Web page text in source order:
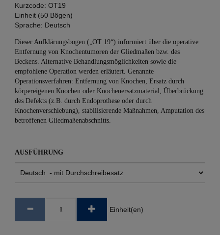
Kurzcode: OT19
Einheit (50 Bögen)
Sprache: Deutsch
Dieser Aufklärungsbogen („OT 19“) informiert über die operative
Entfernung von Knochentumoren der Gliedmaßen bzw. des
Beckens. Alternative Behandlungsmöglichkeiten sowie die
empfohlene Operation werden erläutert. Genannte
Operationsverfahren: Entfernung von Knochen, Ersatz durch
körpereigenen Knochen oder Knochenersatzmaterial, Überbrückung
des Defekts (z.B. durch Endoprothese oder durch
Knochenverschiebung), stabilisierende Maßnahmen, Amputation des
betroffenen Gliedmaßenabschnitts.
AUSFÜHRUNG
Einheit(en)